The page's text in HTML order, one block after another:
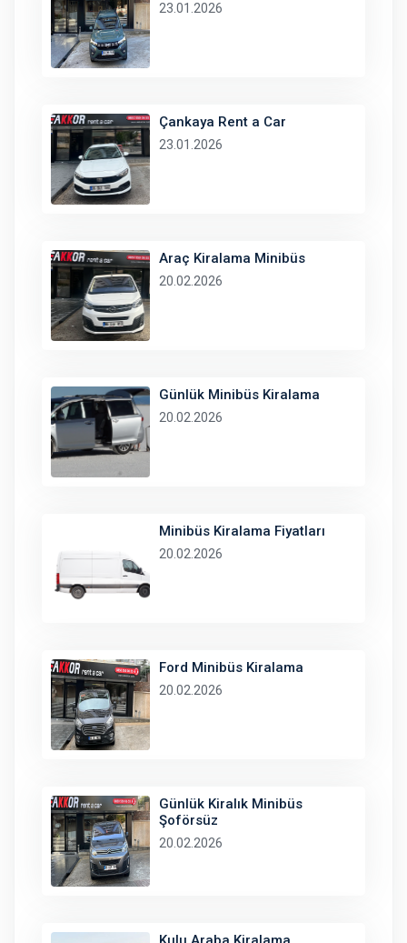
23.01.2026
Çankaya Rent a Car
23.01.2026
Araç Kiralama Minibüs
20.02.2026
Günlük Minibüs Kiralama
20.02.2026
Minibüs Kiralama Fiyatları
20.02.2026
Ford Minibüs Kiralama
20.02.2026
Günlük Kiralık Minibüs
Şoförsüz
20.02.2026